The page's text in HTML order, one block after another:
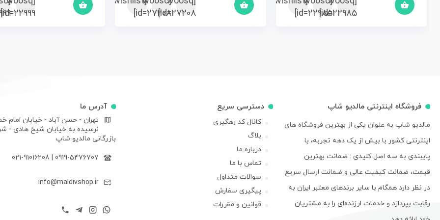
id=22985]id=22985]
id=27208]id=27208]
id=22999]
فروشگاه اینترنتی مالدیو شاپ
مالدیو شاپ به عنوان یکی از بهترین فروشگاه های
اینترنتی کشور با بیش از یک دهه تجربه، با
پایبندی به سه اصل کلیدی : ضمانت بهترین
قیمت، ضمانت کیفیت عالی و ضمانت ارسال سریع
در نظر دارد همگام با سایر برندهای معتبر ایران به
رقابت بپردازد و خدمات ارزنده‌ای را به مشتریان
دسترسی سریع
کانال کد رهگیری
بلاگ
درباره ما
تماس با ما
سوالات متداول
پیگیری سفارش
قوانین و مقررات
آدرس ما
تهران - حسن آباد - خیابان امام
نرسیده به خیابان شیخ هادی -
بازرگانی مالدیو شاپ
0919-5476707
021-91016208
info@maldivshop.ir